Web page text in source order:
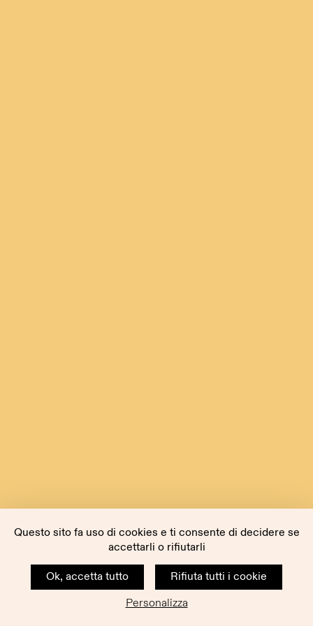
Questo sito fa uso di cookies e ti consente di decidere se
accettarli o rifiutarli
Ok, accetta tutto
Rifiuta tutti i cookie
Personalizza